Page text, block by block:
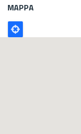
MAPPA
Poligono
GEO